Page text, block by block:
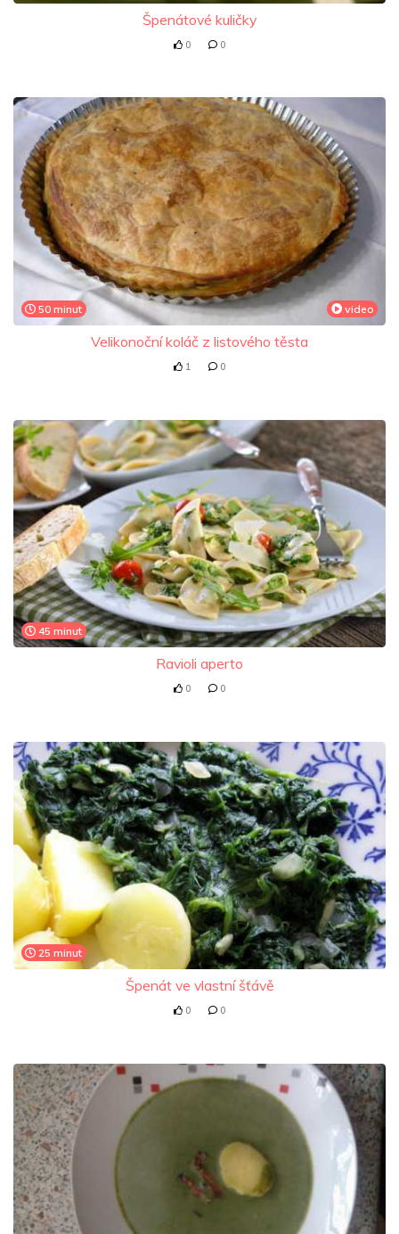
Špenátové kuličky
0 0
50 minut video
Velikonoční koláč z listového těsta
1 0
45 minut
Ravioli aperto
0 0
25 minut
Špenát ve vlastní šťávě
0 0